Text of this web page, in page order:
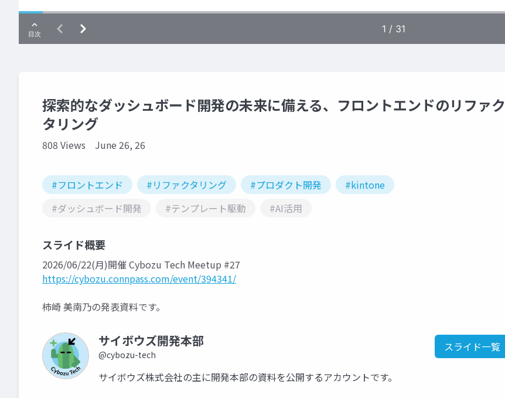
探索的なダッシュボード開発の未来に備える、フロントエンドのリファク
タリング
808 Views June 26, 26
#フロントエンド #リファクタリング #プロダクト開発
#kintone
#ダッシュボード開発
#テンプレート駆動 #AI活用
スライド概要
2026/06/22(月)開催 Cybozu Tech Meetup #27
https://cybozu.connpass.com/event/394341/
柿崎 美南乃の発表資料です。
サイボウズ開発本部
@cybozu-tech
スライド一覧
サイボウズ株式会社の主に開発本部の資料を公開するアカウントです。